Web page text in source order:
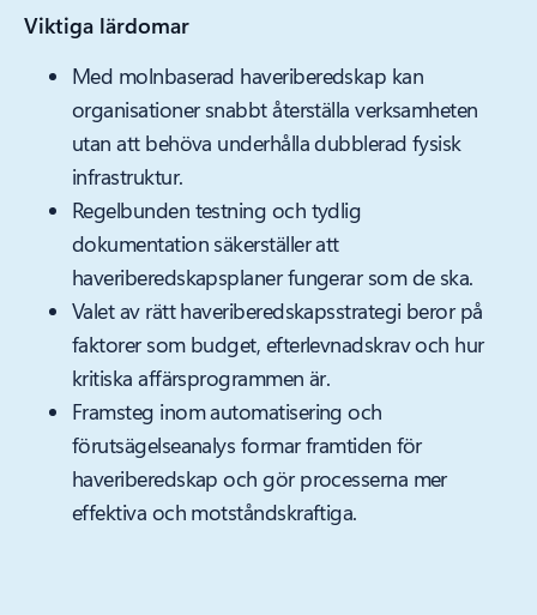
Viktiga lärdomar
Med molnbaserad haveriberedskap kan
organisationer snabbt återställa verksamheten
utan att behöva underhålla dubblerad fysisk
infrastruktur.
Regelbunden testning och tydlig
dokumentation säkerställer att
haveriberedskapsplaner fungerar som de ska.
Valet av rätt haveriberedskapsstrategi beror på
faktorer som budget, efterlevnadskrav och hur
kritiska affärsprogrammen är.
Framsteg inom automatisering och
förutsägelseanalys formar framtiden för
haveriberedskap och gör processerna mer
effektiva och motståndskraftiga.